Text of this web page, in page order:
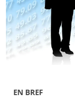
EN BREF